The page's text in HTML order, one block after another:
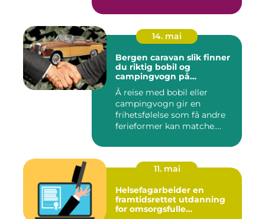
14. mai
Bergen caravan slik finner
du riktig bobil og
campingvogn på
vestlandet
Å reise med bobil eller
campingvogn gir en
frihetsfølelse som få andre
ferieformer kan matche.
11. mai
Helsefagarbeider en
framtidsrettet utdanning
for omsorgsfulle